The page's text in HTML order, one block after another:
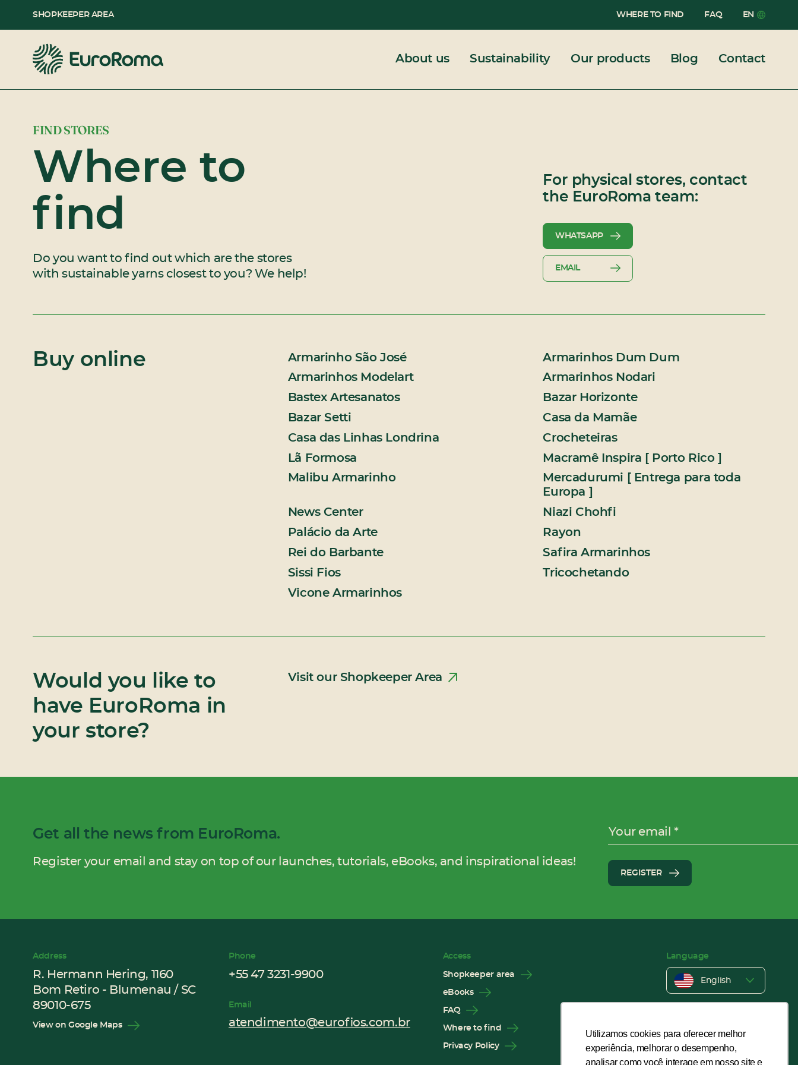
Utilizamos cookies para oferecer melhor
experiência, melhorar o desempenho,
analisar como você interage em nosso site e
SHOPKEEPER AREA WHERE TO FIND FAQ EN
Español
About us Sustainability Our products Blog Contact
FIND STORES
Where to
find
Do you want to find out which are the stores
with sustainable yarns closest to you? We help!
For physical stores, contact
the EuroRoma team:
WHATSAPP
EMAIL
Buy online Armarinho São José
Armarinhos Dum Dum
Armarinhos Modelart
Armarinhos Nodari
Bastex Artesanatos
Bazar Horizonte
Bazar Setti
Casa da Mamãe
Casa das Linhas Londrina
Crocheteiras
Lã Formosa
Macramê Inspira [ Porto Rico ]
Malibu Armarinho
Mercadurumi [ Entrega para toda
Europa ]
News Center
Niazi Chohfi
Palácio da Arte
Rayon
Rei do Barbante
Safira Armarinhos
Sissi Fios
Tricochetando
Vicone Armarinhos
Would you like to
have EuroRoma in
your store?
Visit our Shopkeeper Area
Get all the news from EuroRoma.
Register your email and stay on top of our launches, tutorials, eBooks, and inspirational ideas!
Your email
REGISTER
Address
R. Hermann Hering, 1160
Bom Retiro - Blumenau / SC
89010-675
View on Google Maps
Phone
+55 47 3231-9900
Email
atendimento@eurofios.com.br
Access
Shopkeeper area
eBooks
FAQ
Where to find
Privacy Policy
Language
English
Português
Español